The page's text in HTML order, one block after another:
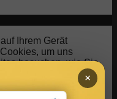
Ihrem Gerät
um uns
besuchen, wie Sie
verbessern und
×